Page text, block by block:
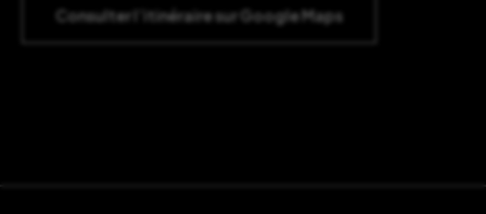
Consulter l’itinéraire sur Google Maps